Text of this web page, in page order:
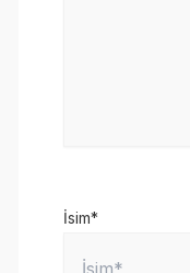
İsim*